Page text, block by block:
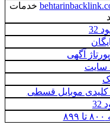
خدمات
آگهی
سایت
کلیدی موبایل قسطی